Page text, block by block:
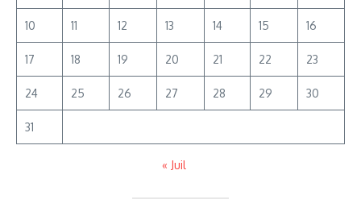
10 11 12 13 14 15 16
17 18 19 20 21 22 23
24 25 26 27 28 29 30
31
« Juil